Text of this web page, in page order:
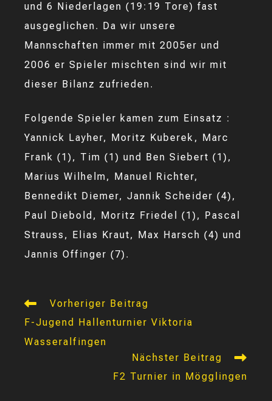
und 6 Niederlagen (19:19 Tore) fast
ausgeglichen. Da wir unsere
Mannschaften immer mit 2005er und
2006 er Spieler mischten sind wir mit
dieser Bilanz zufrieden.
Folgende Spieler kamen zum Einsatz :
Yannick Layher, Moritz Kuberek, Marc
Frank (1), Tim (1) und Ben Siebert (1),
Marius Wilhelm, Manuel Richter,
Bennedikt Diemer, Jannik Scheider (4),
Paul Diebold, Moritz Friedel (1), Pascal
Strauss, Elias Kraut, Max Harsch (4) und
Jannis Offinger (7).
Weitere
ansehen
Vorheriger Beitrag
F-Jugend Hallenturnier Viktoria
Wasseralfingen
Nächster Beitrag
F2 Turnier in Mögglingen